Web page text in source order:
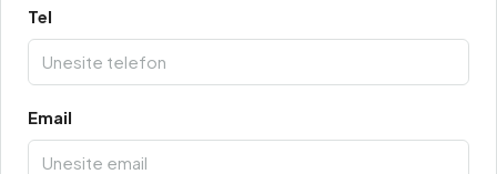
Tel
Email